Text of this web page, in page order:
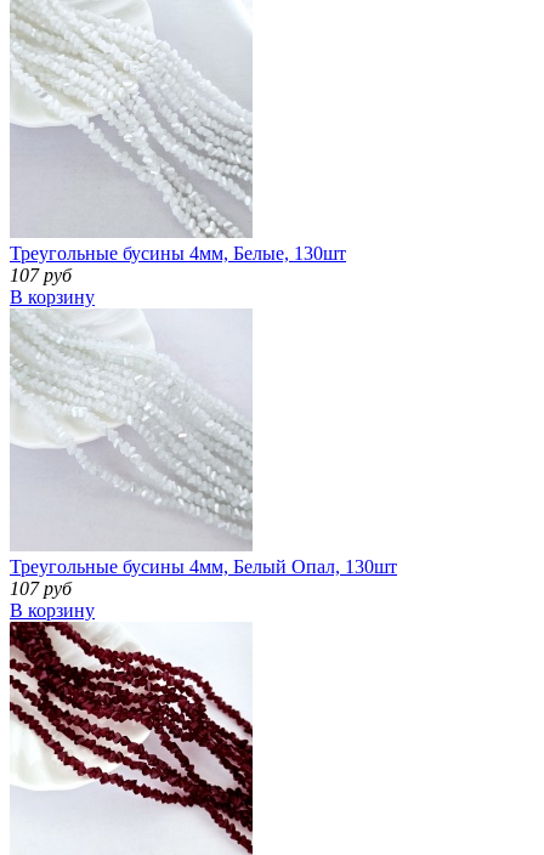
Треугольные бусины 4мм, Белые, 130шт
107 руб
В корзину
Треугольные бусины 4мм, Белый Опал, 130шт
107 руб
В корзину